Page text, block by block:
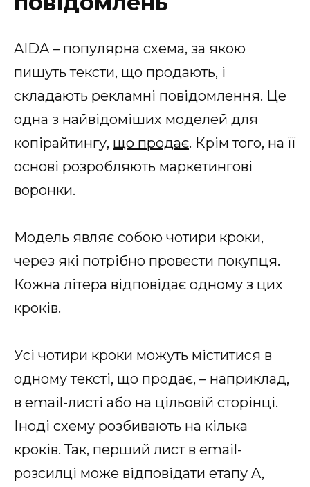
AIDA – популярна схема, за якою
пишуть тексти, що продають, і
складають рекламні повідомлення. Це
одна з найвідоміших моделей для
копірайтингу, що продає. Крім того, на її
основі розробляють маркетингові
воронки.
Модель являє собою чотири кроки,
через які потрібно провести покупця.
Кожна літера відповідає одному з цих
кроків.
Усі чотири кроки можуть міститися в
одному тексті, що продає, – наприклад,
в email-листі або на цільовій сторінці.
Іноді схему розбивають на кілька
кроків. Так, перший лист в email-
розсилці може відповідати етапу A,